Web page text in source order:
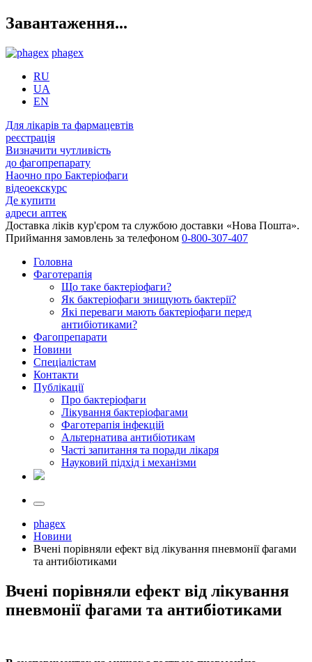
Завантаження...
phagex
RU
UA
EN
Для лікарів та фармацевтів
реєстрація
Визначити чутливість
до фагопрепарату
Наочно про Бактеріофаги
відеоекскурс
Де купити
адреси аптек
Доставка ліків кур'єром та службою доставки «Нова Пошта».
Приймання замовлень за телефоном 0-800-307-407
Головна
Фаготерапія
Що таке бактеріофаги?
Як бактеріофаги знищують бактерії?
Які переваги мають бактеріофаги перед
антибіотиками?
Фагопрепарати
Новини
Спеціалістам
Контакти
Публікації
Про бактеріофаги
Лікування бактеріофагами
Фаготерапія інфекцій
Альтернатива антибіотикам
Часті запитання та поради лікаря
Науковий підхід і механізми
phagex
Новини
Вчені порівняли ефект від лікування пневмонії фагами
та антибіотиками
Вчені порівняли ефект від лікування
пневмонії фагами та антибіотиками